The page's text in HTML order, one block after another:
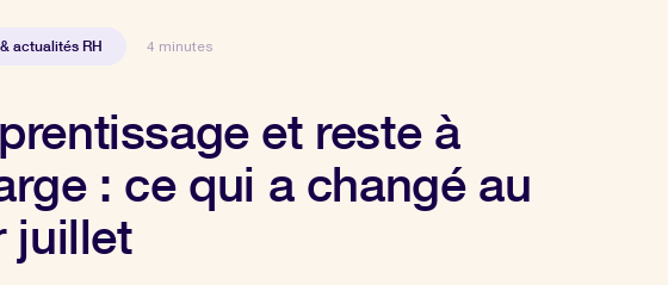
actualités RH 4 minutes
et reste à
: ce qui a changé au
juillet